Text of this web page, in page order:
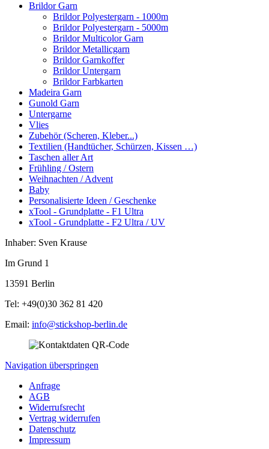
Brildor Garn
Brildor Polyestergarn - 1000m
Brildor Polyestergarn - 5000m
Brildor Multicolor Garn
Brildor Metallicgarn
Brildor Garnkoffer
Brildor Untergarn
Brildor Farbkarten
Madeira Garn
Gunold Garn
Untergarne
Vlies
Zubehör (Scheren, Kleber...)
Textilien (Handtücher, Schürzen, Kissen …)
Taschen aller Art
Frühling / Ostern
Weihnachten / Advent
Baby
Personalisierte Ideen / Geschenke
xTool - Grundplatte - F1 Ultra
xTool - Grundplatte - F2 Ultra / UV
Inhaber: Sven Krause
Im Grund 1
13591 Berlin
Tel: +49(0)30 362 81 420
Email: info@stickshop-berlin.de
Navigation überspringen
Anfrage
AGB
Widerrufsrecht
Vertrag widerrufen
Datenschutz
Impressum